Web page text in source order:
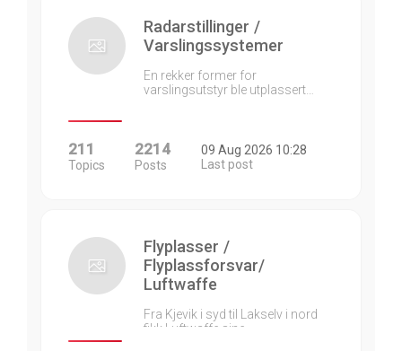
Radarstillinger /
Varslingssystemer
En rekker former for
varslingsutstyr ble utplassert…
211
Topics
2214
Posts
09 Aug 2026 10:28
Last post
Flyplasser /
Flyplassforsvar/
Luftwaffe
Fra Kjevik i syd til Lakselv i nord
fikk Luftwaffe sine…